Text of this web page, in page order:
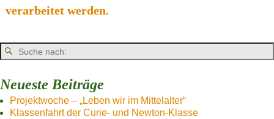
verarbeitet werden.
Neueste Beiträge
Projektwoche – „Leben wir im Mittelalter“
Klassenfahrt der Curie- und Newton-Klasse